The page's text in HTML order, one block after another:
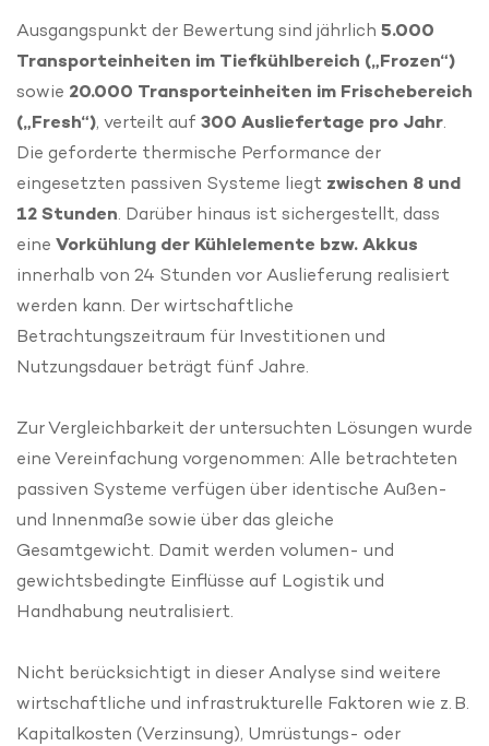
Ausgangspunkt der Bewertung sind jährlich 5.000
Transporteinheiten im Tiefkühlbereich („Frozen“)
sowie 20.000 Transporteinheiten im Frischebereich
(„Fresh“), verteilt auf 300 Ausliefertage pro Jahr.
Die geforderte thermische Performance der
eingesetzten passiven Systeme liegt zwischen 8 und
12 Stunden. Darüber hinaus ist sichergestellt, dass
eine Vorkühlung der Kühlelemente bzw. Akkus
innerhalb von 24 Stunden vor Auslieferung realisiert
werden kann. Der wirtschaftliche
Betrachtungszeitraum für Investitionen und
Nutzungsdauer beträgt fünf Jahre.
Zur Vergleichbarkeit der untersuchten Lösungen wurde
eine Vereinfachung vorgenommen: Alle betrachteten
passiven Systeme verfügen über identische Außen-
und Innenmaße sowie über das gleiche
Gesamtgewicht. Damit werden volumen- und
gewichtsbedingte Einflüsse auf Logistik und
Handhabung neutralisiert.
Nicht berücksichtigt in dieser Analyse sind weitere
wirtschaftliche und infrastrukturelle Faktoren wie z. B.
Kapitalkosten (Verzinsung), Umrüstungs- oder